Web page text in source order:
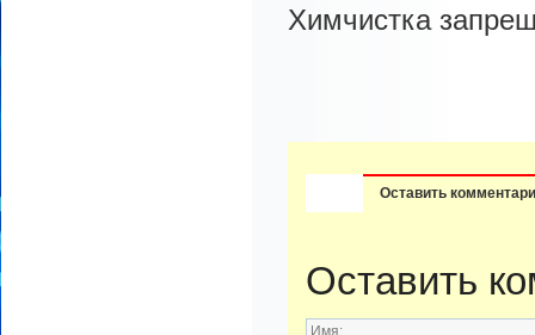
Химчистка
Оставить
Оставить